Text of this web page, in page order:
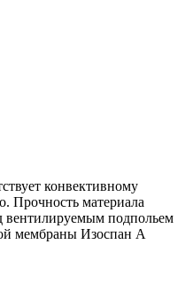
конвективному
Прочность материала
вентилируемым подпольем
мембраны Изоспан А